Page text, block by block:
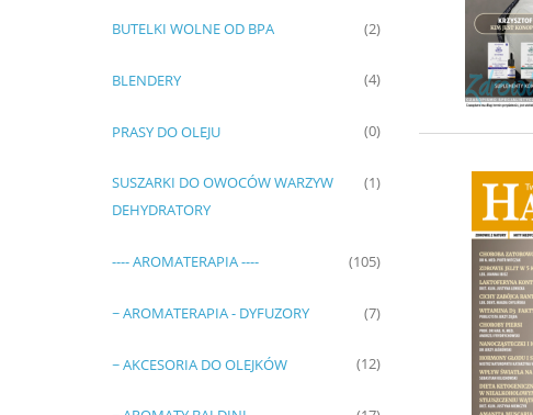
BUTELKI WOLNE OD BPA (2)
BLENDERY (4)
PRASY DO OLEJU (0)
SUSZARKI DO OWOCÓW WARZYW
DEHYDRATORY
(1)
---- AROMATERAPIA ---- (105)
~ AROMATERAPIA - DYFUZORY (7)
~ AKCESORIA DO OLEJKÓW (12)